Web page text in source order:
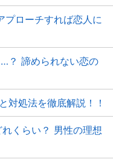
プローチすれば恋人に
？ 諦められない恋の
処法を徹底解説！！
れくらい？ 男性の理想